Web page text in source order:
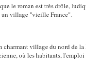
le roman est très drôle,
un village "vieille France".
charmant village du nord de
où les habitants, l'emploi